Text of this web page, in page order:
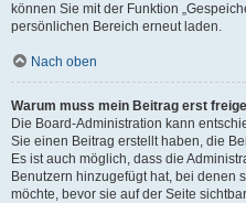
können Sie mit der Funktion
persönlichen Bereich erneut laden.
Nach oben
Warum muss mein Beitrag erst
Die Board-Administration kann
Sie einen Beitrag erstellt haben, die
Es ist auch möglich, dass die
Benutzern hinzugefügt hat, bei denen
möchte, bevor sie auf der Seite